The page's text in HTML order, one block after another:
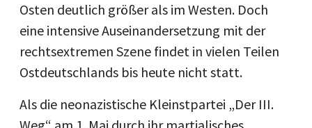
Osten deutlich größer als im Westen. Doch
eine intensive Auseinandersetzung mit der
rechtsextremen Szene findet in vielen Teilen
Ostdeutschlands bis heute nicht statt.
Als die neonazistische Kleinstpartei „Der III.